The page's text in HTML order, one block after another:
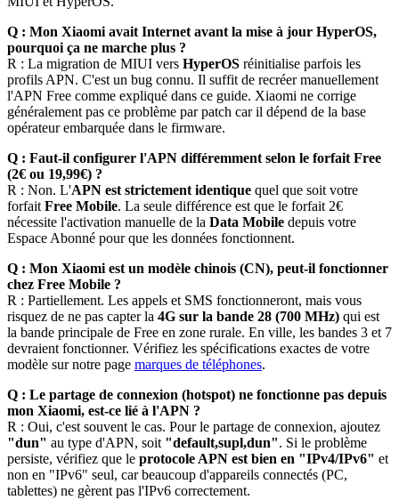
Q : Mon Xiaomi avait Internet avant la mise à jour HyperOS,
pourquoi ça ne marche plus ?
R : La migration de MIUI vers HyperOS réinitialise parfois les
profils APN. C'est un bug connu. Il suffit de recréer manuellement
l'APN Free comme expliqué dans ce guide. Xiaomi ne corrige
généralement pas ce problème par patch car il dépend de la base
opérateur embarquée dans le firmware.
Q : Faut-il configurer l'APN différemment selon le forfait Free
(2€ ou 19,99€) ?
R : Non. L'APN est strictement identique quel que soit votre
forfaitFree Mobile. La seule différence est que le forfait 2€
nécessite l'activation manuelle de la Data Mobile depuis votre
Espace Abonné pour que les données fonctionnent.
Q : Mon Xiaomi est un modèle chinois (CN), peut-il fonctionner
chez Free Mobile ?
R : Partiellement. Les appels et SMS fonctionneront, mais vous
risquez de ne pas capter la 4G sur la bande 28 (700 MHz) qui est
la bande principale de Free en zone rurale. En ville, les bandes 3 et 7
devraient fonctionner. Vérifiez les spécifications exactes de votre
modèle sur notre page marques de téléphones.
Q : Le partage de connexion (hotspot) ne fonctionne pas depuis
mon Xiaomi, est-ce lié à l'APN ?
R : Oui, c'est souvent le cas. Pour le partage de connexion, ajoutez
"dun" au type d'APN, soit "default,supl,dun". Si le problème
persiste, vérifiez que le protocole APN est bien en "IPv4/IPv6" et
non en "IPv6" seul, car beaucoup d'appareils connectés (PC,
tablettes) ne gèrent pas l'IPv6 correctement.